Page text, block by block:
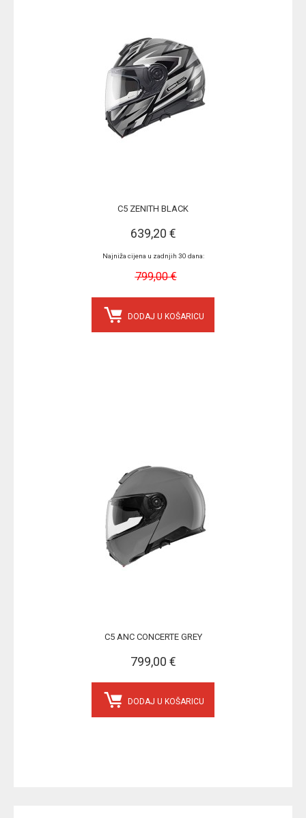
C5 ZENITH BLACK
639,20 €
Najniža cijena u zadnjih 30 dana:
799,00 €
DODAJ U KOŠARICU
C5 ANC CONCERTE GREY
799,00 €
DODAJ U KOŠARICU